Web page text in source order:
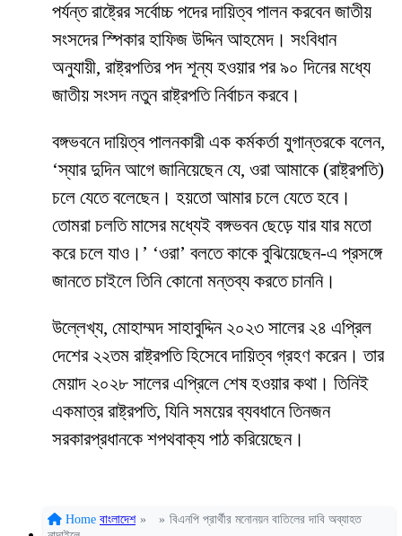
পর্যন্ত রাষ্ট্রের সর্বোচ্চ পদের দায়িত্ব পালন করবেন জাতীয়
সংসদের স্পিকার হাফিজ উদ্দিন আহমেদ। সংবিধান
অনুযায়ী, রাষ্ট্রপতির পদ শূন্য হওয়ার পর ৯০ দিনের মধ্যে
জাতীয় সংসদ নতুন রাষ্ট্রপতি নির্বাচন করবে।
বঙ্গভবনে দায়িত্ব পালনকারী এক কর্মকর্তা যুগান্তরকে বলেন,
‘স্যার দুদিন আগে জানিয়েছেন যে, ওরা আমাকে (রাষ্ট্রপতি)
চলে যেতে বলেছেন। হয়তো আমার চলে যেতে হবে।
তোমরা চলতি মাসের মধ্যেই বঙ্গভবন ছেড়ে যার যার মতো
করে চলে যাও।’ ‘ওরা’ বলতে কাকে বুঝিয়েছেন-এ প্রসঙ্গে
জানতে চাইলে তিনি কোনো মন্তব্য করতে চাননি।
উল্লেখ্য, মোহাম্মদ সাহাবুদ্দিন ২০২৩ সালের ২৪ এপ্রিল
দেশের ২২তম রাষ্ট্রপতি হিসেবে দায়িত্ব গ্রহণ করেন। তার
মেয়াদ ২০২৮ সালের এপ্রিলে শেষ হওয়ার কথা। তিনিই
একমাত্র রাষ্ট্রপতি, যিনি সময়ের ব্যবধানে তিনজন
সরকারপ্রধানকে শপথবাক্য পাঠ করিয়েছেন।
Home বাংলাদেশ » » বিএনপি প্রার্থীর মনোনয়ন বাতিলের দাবি অব্যাহত